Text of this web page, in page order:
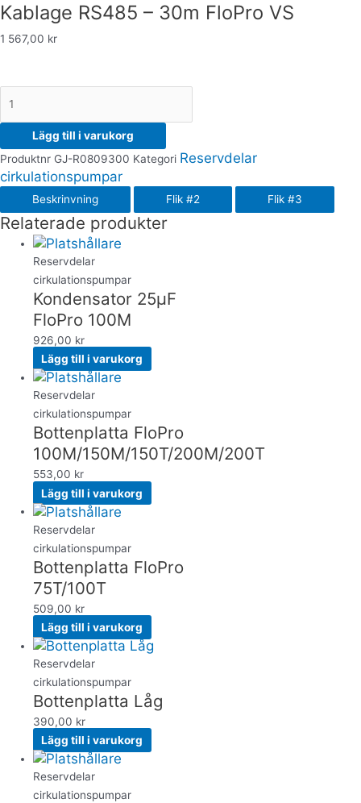
Kablage RS485 – 30m FloPro VS
1 567,00 kr
Lägg till i varukorg
Produktnr GJ-R0809300 Kategori Reservdelar
cirkulationspumpar
Beskrinvning Flik #2 Flik #3
Relaterade produkter
Reservdelar
cirkulationspumpar
Kondensator 25µF
FloPro 100M
926,00 kr
Lägg till i varukorg
Reservdelar
cirkulationspumpar
Bottenplatta FloPro
100M/150M/150T/200M/200T
553,00 kr
Lägg till i varukorg
Reservdelar
cirkulationspumpar
Bottenplatta FloPro
75T/100T
509,00 kr
Lägg till i varukorg
Reservdelar
cirkulationspumpar
Bottenplatta Låg
390,00 kr
Lägg till i varukorg
Reservdelar
cirkulationspumpar